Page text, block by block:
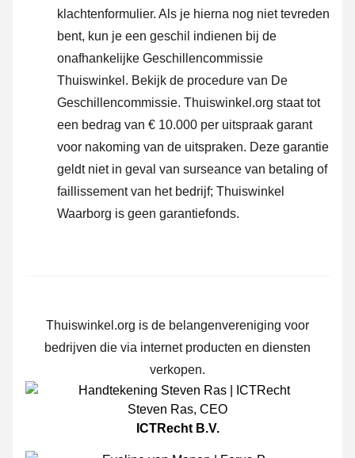
klachtenformulier. Als je hierna nog niet tevreden
bent, kun je een geschil indienen bij de
onafhankelijke Geschillencommissie
Thuiswinkel. Bekijk de procedure van De
Geschillencommissie. Thuiswinkel.org staat tot
een bedrag van € 10.000 per uitspraak garant
voor nakoming van de uitspraken. Deze garantie
geldt niet in geval van surseance van betaling of
faillissement van het bedrijf; Thuiswinkel
Waarborg is geen garantiefonds.
Thuiswinkel.org is de belangenvereniging voor
bedrijven die via internet producten en diensten
verkopen.
Steven Ras, CEO
ICTRecht B.V.